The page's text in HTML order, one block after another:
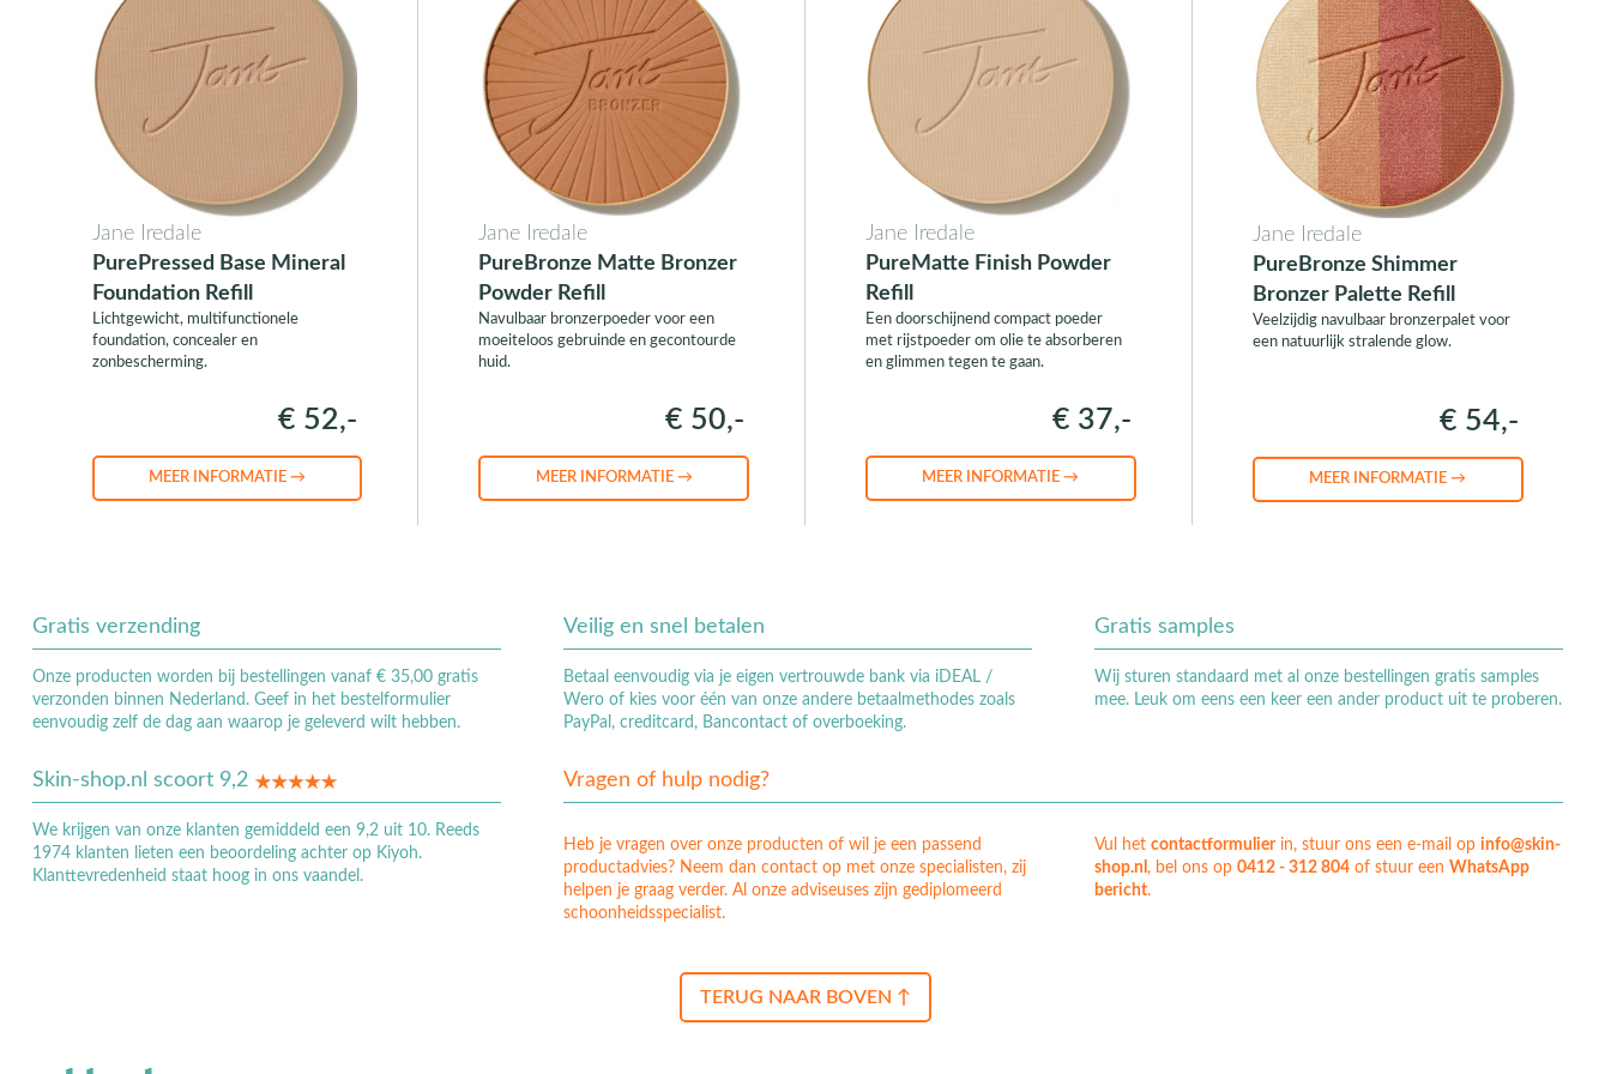
Jane Iredale
PurePressed Base Mineral
Foundation Refill
Lichtgewicht, multifunctionele
foundation, concealer en
zonbescherming.
€ 52,-
MEER INFORMATIE →
Jane Iredale
PureBronze Matte Bronzer
Powder Refill
Navulbaar bronzerpoeder voor een
moeiteloos gebruinde en gecontourde
huid.
€ 50,-
MEER INFORMATIE →
Jane Iredale
PureMatte Finish Powder
Refill
Een doorschijnend compact poeder
met rijstpoeder om olie te absorberen
en glimmen tegen te gaan.
€ 37,-
MEER INFORMATIE →
Jane Iredale
PureBronze Shimmer
Bronzer Palette Refill
Veelzijdig navulbaar bronzerpalet voor
een natuurlijk stralende glow.
€ 54,-
MEER INFORMATIE →
Gratis verzending
Onze producten worden bij bestellingen vanaf € 35,00 gratis
verzonden binnen Nederland. Geef in het bestelformulier
eenvoudig zelf de dag aan waarop je geleverd wilt hebben.
Veilig en snel betalen
Betaal eenvoudig via je eigen vertrouwde bank via iDEAL /
Wero of kies voor één van onze andere betaalmethodes zoals
PayPal, creditcard, Bancontact of overboeking.
Gratis samples
Wij sturen standaard met al onze bestellingen gratis samples
mee. Leuk om eens een keer een ander product uit te proberen.
Skin-shop.nl scoort 9,2
We krijgen van onze klanten gemiddeld een 9,2 uit 10. Reeds
1974 klanten lieten een beoordeling achter op Kiyoh.
Klanttevredenheid staat hoog in ons vaandel.
Vragen of hulp nodig?
Heb je vragen over onze producten of wil je een passend
productadvies? Neem dan contact op met onze specialisten, zij
helpen je graag verder. Al onze adviseuses zijn gediplomeerd
schoonheidsspecialist.
Vul het contactformulierin, stuur ons een e-mail op info@skin-
shop.nl , bel ons op 0412 - 312 804of stuur een WhatsApp
bericht.
TERUG NAAR BOVEN ↑